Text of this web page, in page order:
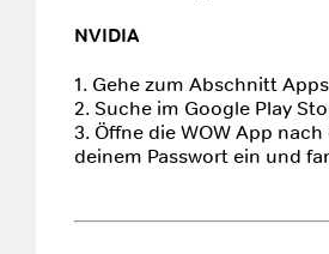
NVIDIA
1. Gehe zum Abschnitt
2. Suche im Google Play
3. Öffne die WOW App
deinem Passwort ein und